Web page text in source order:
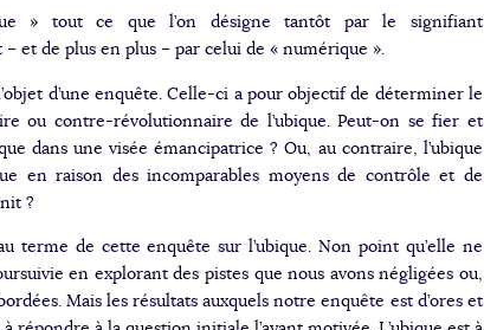
» tout ce que l’on désigne tantôt par le signifiant
et de plus en plus – par celui de « numérique ».
d’une enquête. Celle-ci a pour objectif de déterminer le
ou contre-révolutionnaire de l’ubique. Peut-on se fier et
dans une visée émancipatrice ? Ou, au contraire, l’ubique
en raison des incomparables moyens de contrôle et de
?
terme de cette enquête sur l’ubique. Non point qu’elle ne
en explorant des pistes que nous avons négligées ou,
Mais les résultats auxquels notre enquête est d’ores et